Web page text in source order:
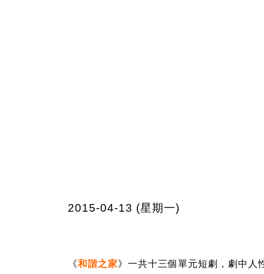
2015-04-13 (星期一)
《和諧之家》 一共十三個單元短劇，劇中人